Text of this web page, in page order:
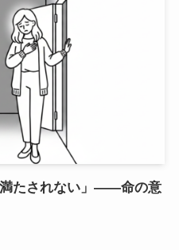
満たされない」——命の意